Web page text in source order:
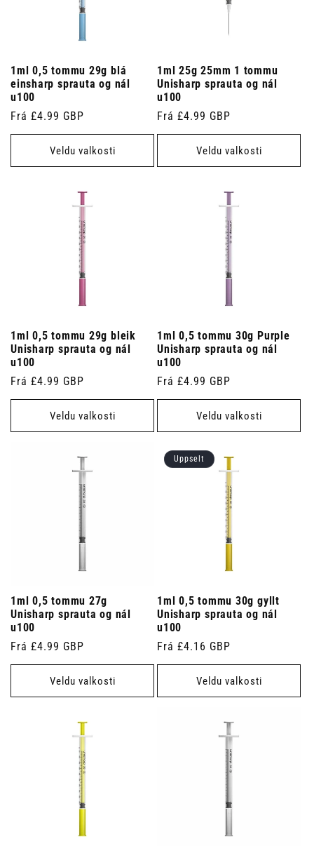
1ml 0,5 tommu 29g blá
einsharp sprauta og nál
u100
Venjulegt
verð
Frá £4.99 GBP
Veldu valkosti
1ml 25g 25mm 1 tommu
Unisharp sprauta og nál
u100
Venjulegt
verð
Frá £4.99 GBP
Veldu valkosti
1ml 0,5 tommu 29g bleik
Unisharp sprauta og nál
u100
Venjulegt
verð
Frá £4.99 GBP
Veldu valkosti
1ml 0,5 tommu 30g Purple
Unisharp sprauta og nál
u100
Venjulegt
verð
Frá £4.99 GBP
Veldu valkosti
1ml 0,5 tommu 27g
Unisharp sprauta og nál
u100
Venjulegt
verð
Frá £4.99 GBP
Veldu valkosti
Uppselt
1ml 0,5 tommu 30g gyllt
Unisharp sprauta og nál
u100
Venjulegt
verð
Frá £4.16 GBP
Veldu valkosti